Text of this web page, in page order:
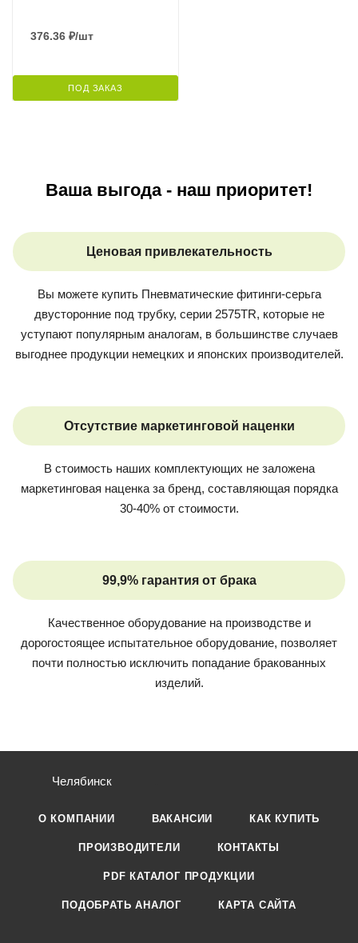
376.36 ₽/шт
ПОД ЗАКАЗ
Ваша выгода - наш приоритет!
Ценовая привлекательность
Вы можете купить Пневматические фитинги-серьга
двусторонние под трубку, серии 2575TR, которые не
уступают популярным аналогам, в большинстве случаев
выгоднее продукции немецких и японских производителей.
Отсутствие маркетинговой наценки
В стоимость наших комплектующих не заложена
маркетинговая наценка за бренд, составляющая порядка
30-40% от стоимости.
99,9% гарантия от брака
Качественное оборудование на производстве и
дорогостоящее испытательное оборудование, позволяет
почти полностью исключить попадание бракованных
изделий.
Челябинск
О КОМПАНИИ ВАКАНСИИ КАК КУПИТЬ
ПРОИЗВОДИТЕЛИ КОНТАКТЫ
PDF КАТАЛОГ ПРОДУКЦИИ
ПОДОБРАТЬ АНАЛОГ КАРТА САЙТА